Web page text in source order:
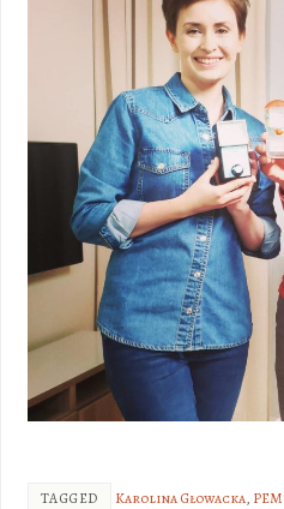
TAGGED Karolina Głowacka, PEM